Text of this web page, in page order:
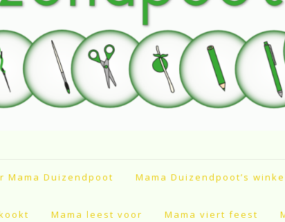
Mama Duizendpoot Mama Duizendpoot’s
Mama leest voor Mama viert feest